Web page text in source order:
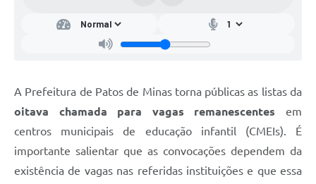
A Prefeitura de Patos de Minas torna públicas as listas da
oitava chamada para vagas remanescentes em
centros municipais de educação infantil (CMEIs). É
importante salientar que as convocações dependem da
existência de vagas nas referidas instituições e que essa